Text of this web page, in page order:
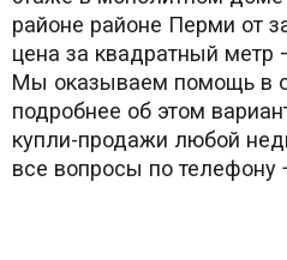
районе районе Перми от
цена за квадратный метр
Мы оказываем помощь в
подробнее об этом
купли-продажи любой
все вопросы по телефону